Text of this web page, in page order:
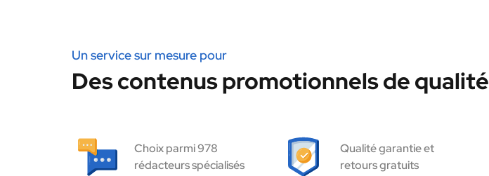
Un service sur mesure pour
Des contenus promotionnels de qualité
Choix parmi 978
rédacteurs spécialisés
Qualité garantie et
retours gratuits